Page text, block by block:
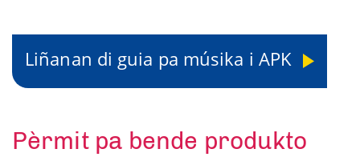
Liñanan di guia pa músika i APK
Pèrmit pa bende produkto